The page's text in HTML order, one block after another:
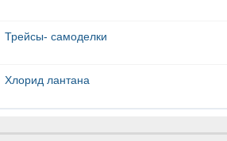
Трейсы- самоделки
Хлорид лантана